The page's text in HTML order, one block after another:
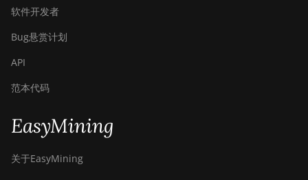
软件开发者
Bug悬赏计划
API
范本代码
EasyMining
关于EasyMining